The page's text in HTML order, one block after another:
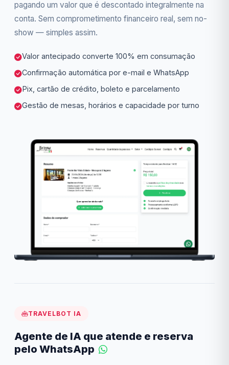
pagando um valor que é descontado integralmente na
conta. Sem comprometimento financeiro real, sem no-
show — simples assim.
Valor antecipado converte 100% em consumação
Confirmação automática por e-mail e WhatsApp
Pix, cartão de crédito, boleto e parcelamento
Gestão de mesas, horários e capacidade por turno
TRAVELBOT IA
Agente de IA que atende e reserva
pelo WhatsApp